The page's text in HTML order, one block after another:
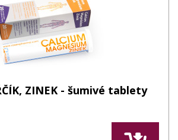
ZINEK - šumivé tablety